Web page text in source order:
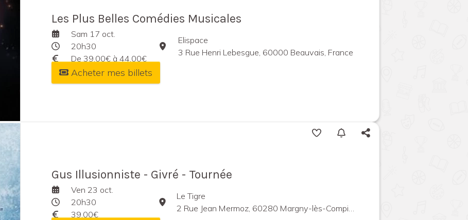
Les Plus Belles Comédies Musicales
Sam 17 oct.
20h30
De 39,00€ à 44,00€
Elispace
3 Rue Henri Lebesgue, 60000 Beauvais, France
Acheter mes billets
Gus Illusionniste - Givré - Tournée
Ven 23 oct.
20h30
39,00€
Le Tigre
2 Rue Jean Mermoz, 60280 Margny-lès-Compiègne, France